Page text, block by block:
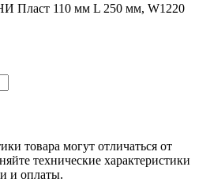
Пласт 110 мм L 250 мм, W1220
товара могут отличаться от
технические характеристики
и оплаты.